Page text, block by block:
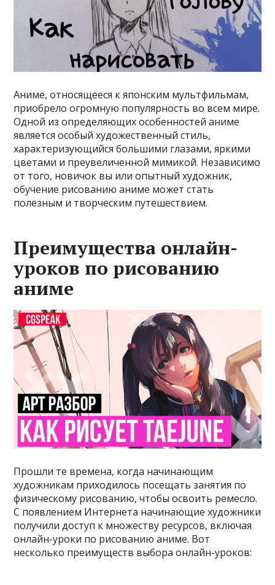
Аниме, относящееся к японским мультфильмам,
приобрело огромную популярность во всем мире.
Одной из определяющих особенностей аниме
является особый художественный стиль,
характеризующийся большими глазами, яркими
цветами и преувеличенной мимикой. Независимо
от того, новичок вы или опытный художник,
обучение рисованию аниме может стать
полезным и творческим путешествием.
Преимущества онлайн-
уроков по рисованию
аниме
Прошли те времена, когда начинающим
художникам приходилось посещать занятия по
физическому рисованию, чтобы освоить ремесло.
С появлением Интернета начинающие художники
получили доступ к множеству ресурсов, включая
онлайн-уроки по рисованию аниме. Вот
несколько преимуществ выбора онлайн-уроков: